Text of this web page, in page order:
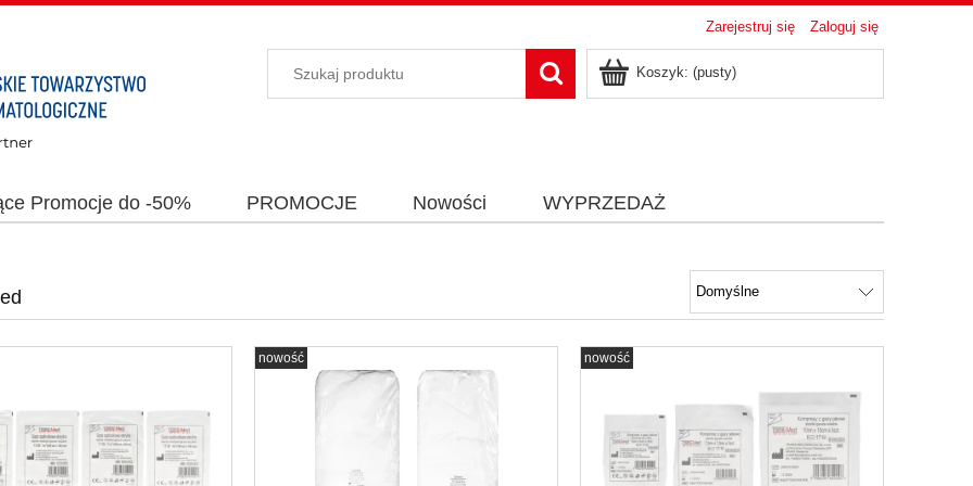
Zarejestruj się Zaloguj się
Koszyk: (pusty)
Promocje do -50% PROMOCJE Nowości WYPRZEDAŻ
nowość nowość